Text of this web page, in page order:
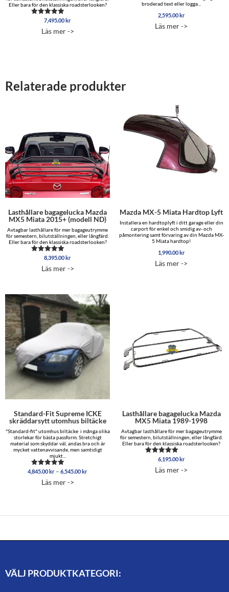
Eller bara för den klassiska roadsterlooken?
Betygsatt
av 5
7,495.00kr
Läs mer ->
broderad text eller logga...
2,595.00kr
Läs mer ->
Relaterade produkter
Lasthållare bagagelucka Mazda
MX5 Miata 2015+ (modell ND)
Avtagbar lasthållare för mer bagageutrymme
för semestern, bilutställningen, eller långfärd.
Eller bara för den klassiska roadsterlooken?
Betygsatt
av 5
8,395.00kr
Läs mer ->
Mazda MX-5 Miata Hardtop Lyft
Installera en hardtoplyft i ditt garage eller din
carport för enkel och smidig av- och
påmontering samt förvaring av din Mazda MX-
5 Miata hardtop!
1,990.00kr
Läs mer ->
Standard-Fit Supreme ICKE
skräddarsytt utomhus biltäcke
"Standard-fit" utomhus biltäcke i många olika
storlekar för bästa passform. Stretchigt
material som skyddar väl, andas bra och är
mycket vattenavvisande, men samtidigt
mjukt...
Betygsatt
av 5
4,845.00 kr – 6,545.00 krPrisintervall:
Läs mer ->
Lasthållare bagagelucka Mazda
MX5 Miata 1989-1998
Avtagbar lasthållare för mer bagageutrymme
för semestern, bilutställningen, eller långfärd.
Eller bara för den klassiska roadsterlooken?
Betygsatt
av 5
6,195.00 kr
Läs mer ->
VÄLJ PRODUKTKATEGORI: